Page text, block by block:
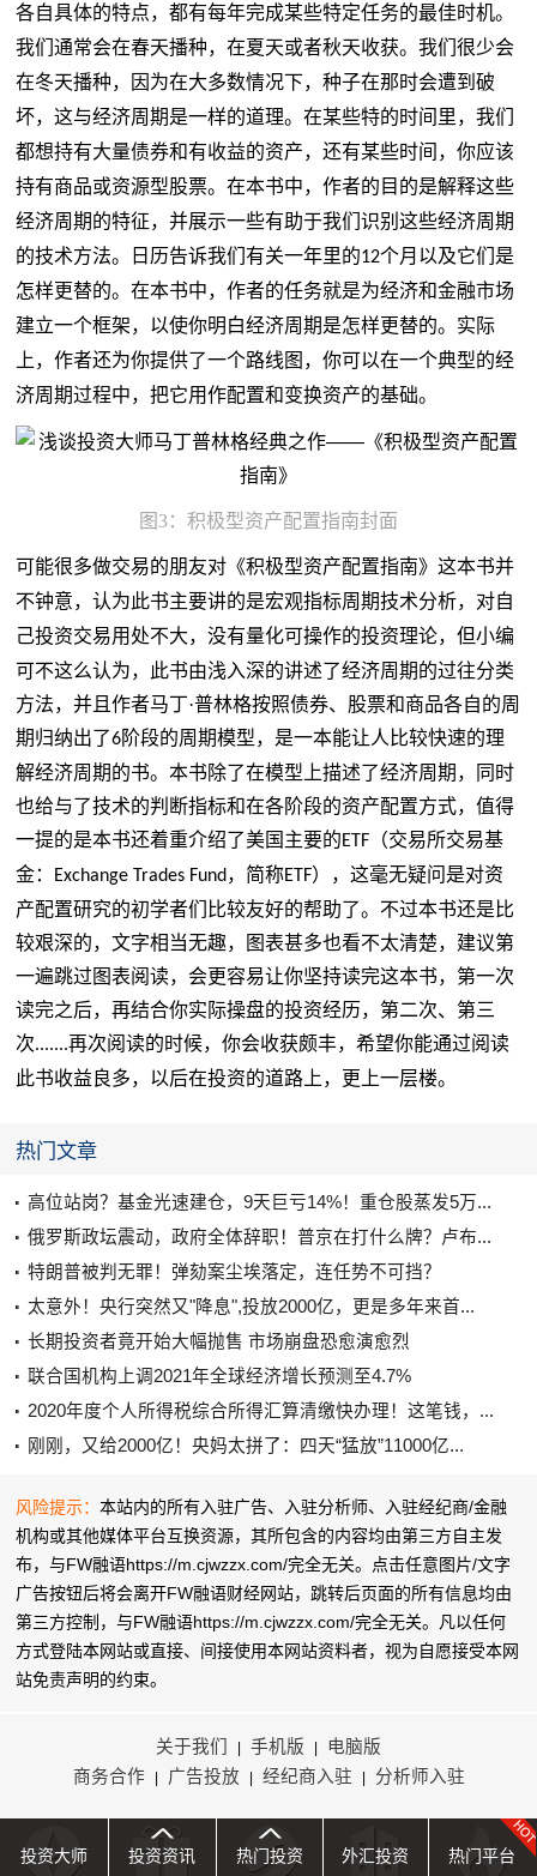
各自具体的特点，都有每年完成某些特定任务的最佳时机。
我们通常会在春天播种，在夏天或者秋天收获。我们很少会
在冬天播种，因为在大多数情况下，种子在那时会遭到破
坏，这与经济周期是一样的道理。在某些特的时间里，我们
都想持有大量债券和有收益的资产，还有某些时间，你应该
持有商品或资源型股票。在本书中，作者的目的是解释这些
经济周期的特征，并展示一些有助于我们识别这些经济周期
的技术方法。日历告诉我们有关一年里的12个月以及它们是
怎样更替的。在本书中，作者的任务就是为经济和金融市场
建立一个框架，以使你明白经济周期是怎样更替的。实际
上，作者还为你提供了一个路线图，你可以在一个典型的经
济周期过程中，把它用作配置和变换资产的基础。
图 3：积极型资产配置指南封面
可能很多做交易的朋友对《积极型资产配置指南》这本书并
不钟意，认为此书主要讲的是宏观指标周期技术分析，对自
己投资交易用处不大，没有量化可操作的投资理论，但小编
可不这么认为，此书由浅入深的讲述了经济周期的过往分类
方法，并且作者马丁·普林格按照债券、股票和商品各自的周
期归纳出了6阶段的周期模型，是一本能让人比较快速的理
解经济周期的书。本书除了在模型上描述了经济周期，同时
也给与了技术的判断指标和在各阶段的资产配置方式，值得
一提的是本书还着重介绍了美国主要的ETF （交易所交易基
金：
Exchange Trades Fund，简称ETF），这毫无疑问是对资
产配置研究的初学者们比较友好的帮助了。不过本书还是比
较艰深的，文字相当无趣，图表甚多也看不太清楚，建议第
一遍跳过图表阅读，会更容易让你坚持读完这本书，第一次
读完之后，再结合你实际操盘的投资经历，第二次、第三
次.......再次阅读的时候，你会收获颇丰，希望你能通过阅读
此书收益良多，以后在投资的道路上，更上一层楼。
热门文章
高位站岗？基金光速建仓，9天巨亏14%！重仓股蒸发5万...
俄罗斯政坛震动，政府全体辞职！普京在打什么牌？卢布...
特朗普被判无罪！弹劾案尘埃落定，连任势不可挡？
太意外！央行突然又"降息",投放2000亿，更是多年来首...
长期投资者竟开始大幅抛售 市场崩盘恐愈演愈烈
联合国机构上调2021年全球经济增长预测至4.7%
2020年度个人所得税综合所得汇算清缴快办理！这笔钱，...
刚刚，又给2000亿！央妈太拼了：四天“猛放”11000亿...
风险提示：本站内的所有入驻广告、入驻分析师、入驻经纪商/金融
机构或其他媒体平台互换资源，其所包含的内容均由第三方自主发
布，与FW融语https://m.cjwzzx.com/完全无关。点击任意图片/文字
广告按钮后将会离开FW融语财经网站，跳转后页面的所有信息均由
第三方控制，与FW融语https://m.cjwzzx.com/完全无关。凡以任何
方式登陆本网站或直接、间接使用本网站资料者，视为自愿接受本网
站免责声明的约束。
关于我们 手机版
电脑版
商务合作
广告投放 经纪商入驻 分析师入驻
投资大师 投资资讯 热门投资 外汇投资 热门平台